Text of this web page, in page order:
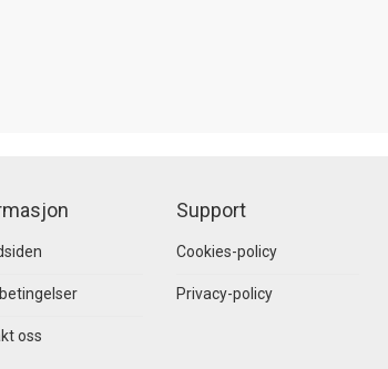
oss
Support
Cookies-policy
Privacy-policy